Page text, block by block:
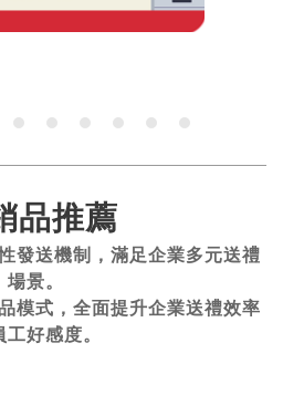
品推薦
發送機制，滿足企業多元送禮
場景。
模式，全面提升企業送禮效率
工好感度。